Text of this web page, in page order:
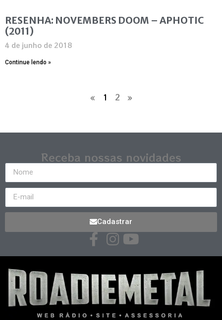
RESENHA: NOVEMBERS DOOM – APHOTIC
(2011)
4 de junho de 2018
Continue lendo »
« 1 2 »
Receba nossas novidades
Cadastrar